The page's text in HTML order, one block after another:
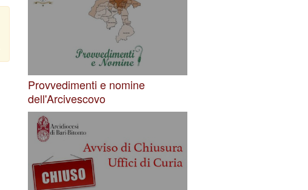
Provvedimenti e nomine
dell'Arcivescovo